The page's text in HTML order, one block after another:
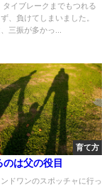
タイブレークまでもつれる
、負けてしまいました。
三振が多かっ...
育て方
のは父の役目
ドワンのスポッチャに行っ